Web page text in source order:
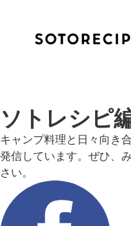
ソトレシピ
キャンプ料理と日々向き
発信しています。ぜひ、
さい。